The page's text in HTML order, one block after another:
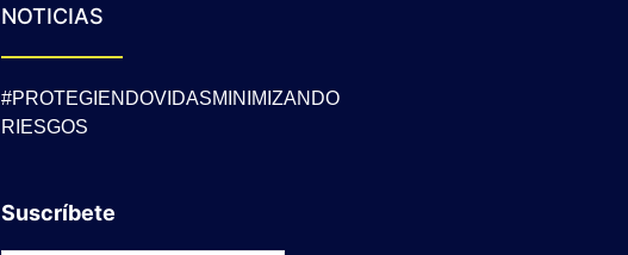
NOTICIAS
#PROTEGIENDOVIDASMINIMIZANDO
RIESGOS
Suscríbete